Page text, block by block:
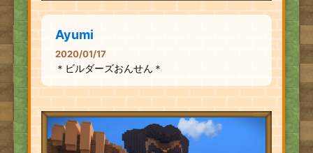
Ayumi
2020/01/17
＊ビルダーズおんせん＊